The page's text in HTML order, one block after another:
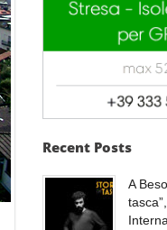
Recent Posts
A